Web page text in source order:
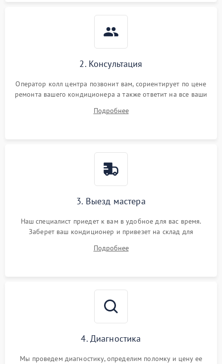
2. Консультация
Оператор колл центра позвонит вам, сориентирует по цене
ремонта вашего кондиционера а также ответит на все ваши
Подробнее
3. Выезд мастера
Наш специалист приедет к вам в удобное для вас время.
Заберет ваш кондиционер и привезет на склад для
Подробнее
4. Диагностика
Мы проведем диагностику, определим поломку и цену ее